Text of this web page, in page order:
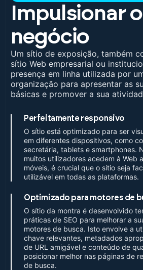
Impulsionar
negócio
Um sítio de exposição, também
sítio Web empresarial ou
presença em linha utilizada por
organização para apresentar as
básicas e promover a sua
Perfeitamente responsivo
O sítio está optimizado para ser
em diferentes dispositivos, como
secretária, tablets e smartphones.
muitos utilizadores acedem à Web
móveis, é crucial que o sítio seja
utilizável em todas as plataformas.
Optimizado para motores de
O sítio da montra é desenvolvido
práticas de SEO para melhorar a
motores de busca. Isto envolve a
chave relevantes, metadados
de URL amigável e conteúdo de
posicionar melhor nas páginas de
de busca.